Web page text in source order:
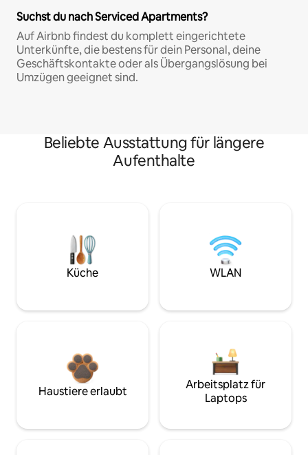
Suchst du nach Serviced Apartments?
Auf Airbnb findest du komplett eingerichtete
Unterkünfte, die bestens für dein Personal, deine
Geschäftskontakte oder als Übergangslösung bei
Umzügen geeignet sind.
Beliebte Ausstattung für längere
Aufenthalte
Küche WLAN
Haustiere erlaubt
Arbeitsplatz für
Laptops